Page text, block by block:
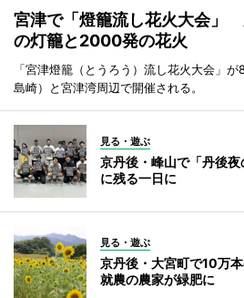
宮津で「燈籠流し花火大会」
の灯籠と2000発の花火
「宮津燈籠（とうろう）流し花火大会」
島崎）と宮津湾周辺で開催される。
見る・遊ぶ
京丹後・峰山で「丹後
に残る一日に
見る・遊ぶ
京丹後・大宮町で10万
就農の農家が緑肥に